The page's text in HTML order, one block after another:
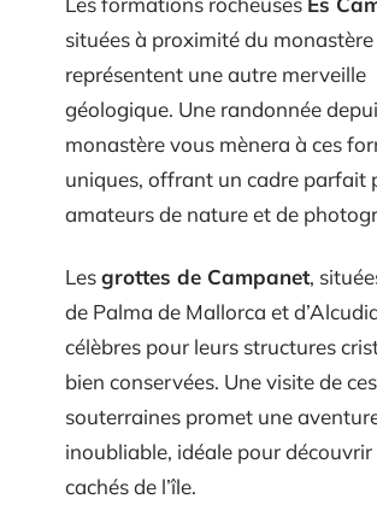
situées à proximité du monastère
représentent une autre merveille
géologique. Une randonnée
monastère vous mènera à ces
uniques, offrant un cadre parfait
amateurs de nature et de
Lesgrottes de Campanet,
de Palma de Mallorca et
célèbres pour leurs structures
bien conservées. Une visite de
souterraines promet une
inoubliable, idéale pour découvrir
cachés de l’île.